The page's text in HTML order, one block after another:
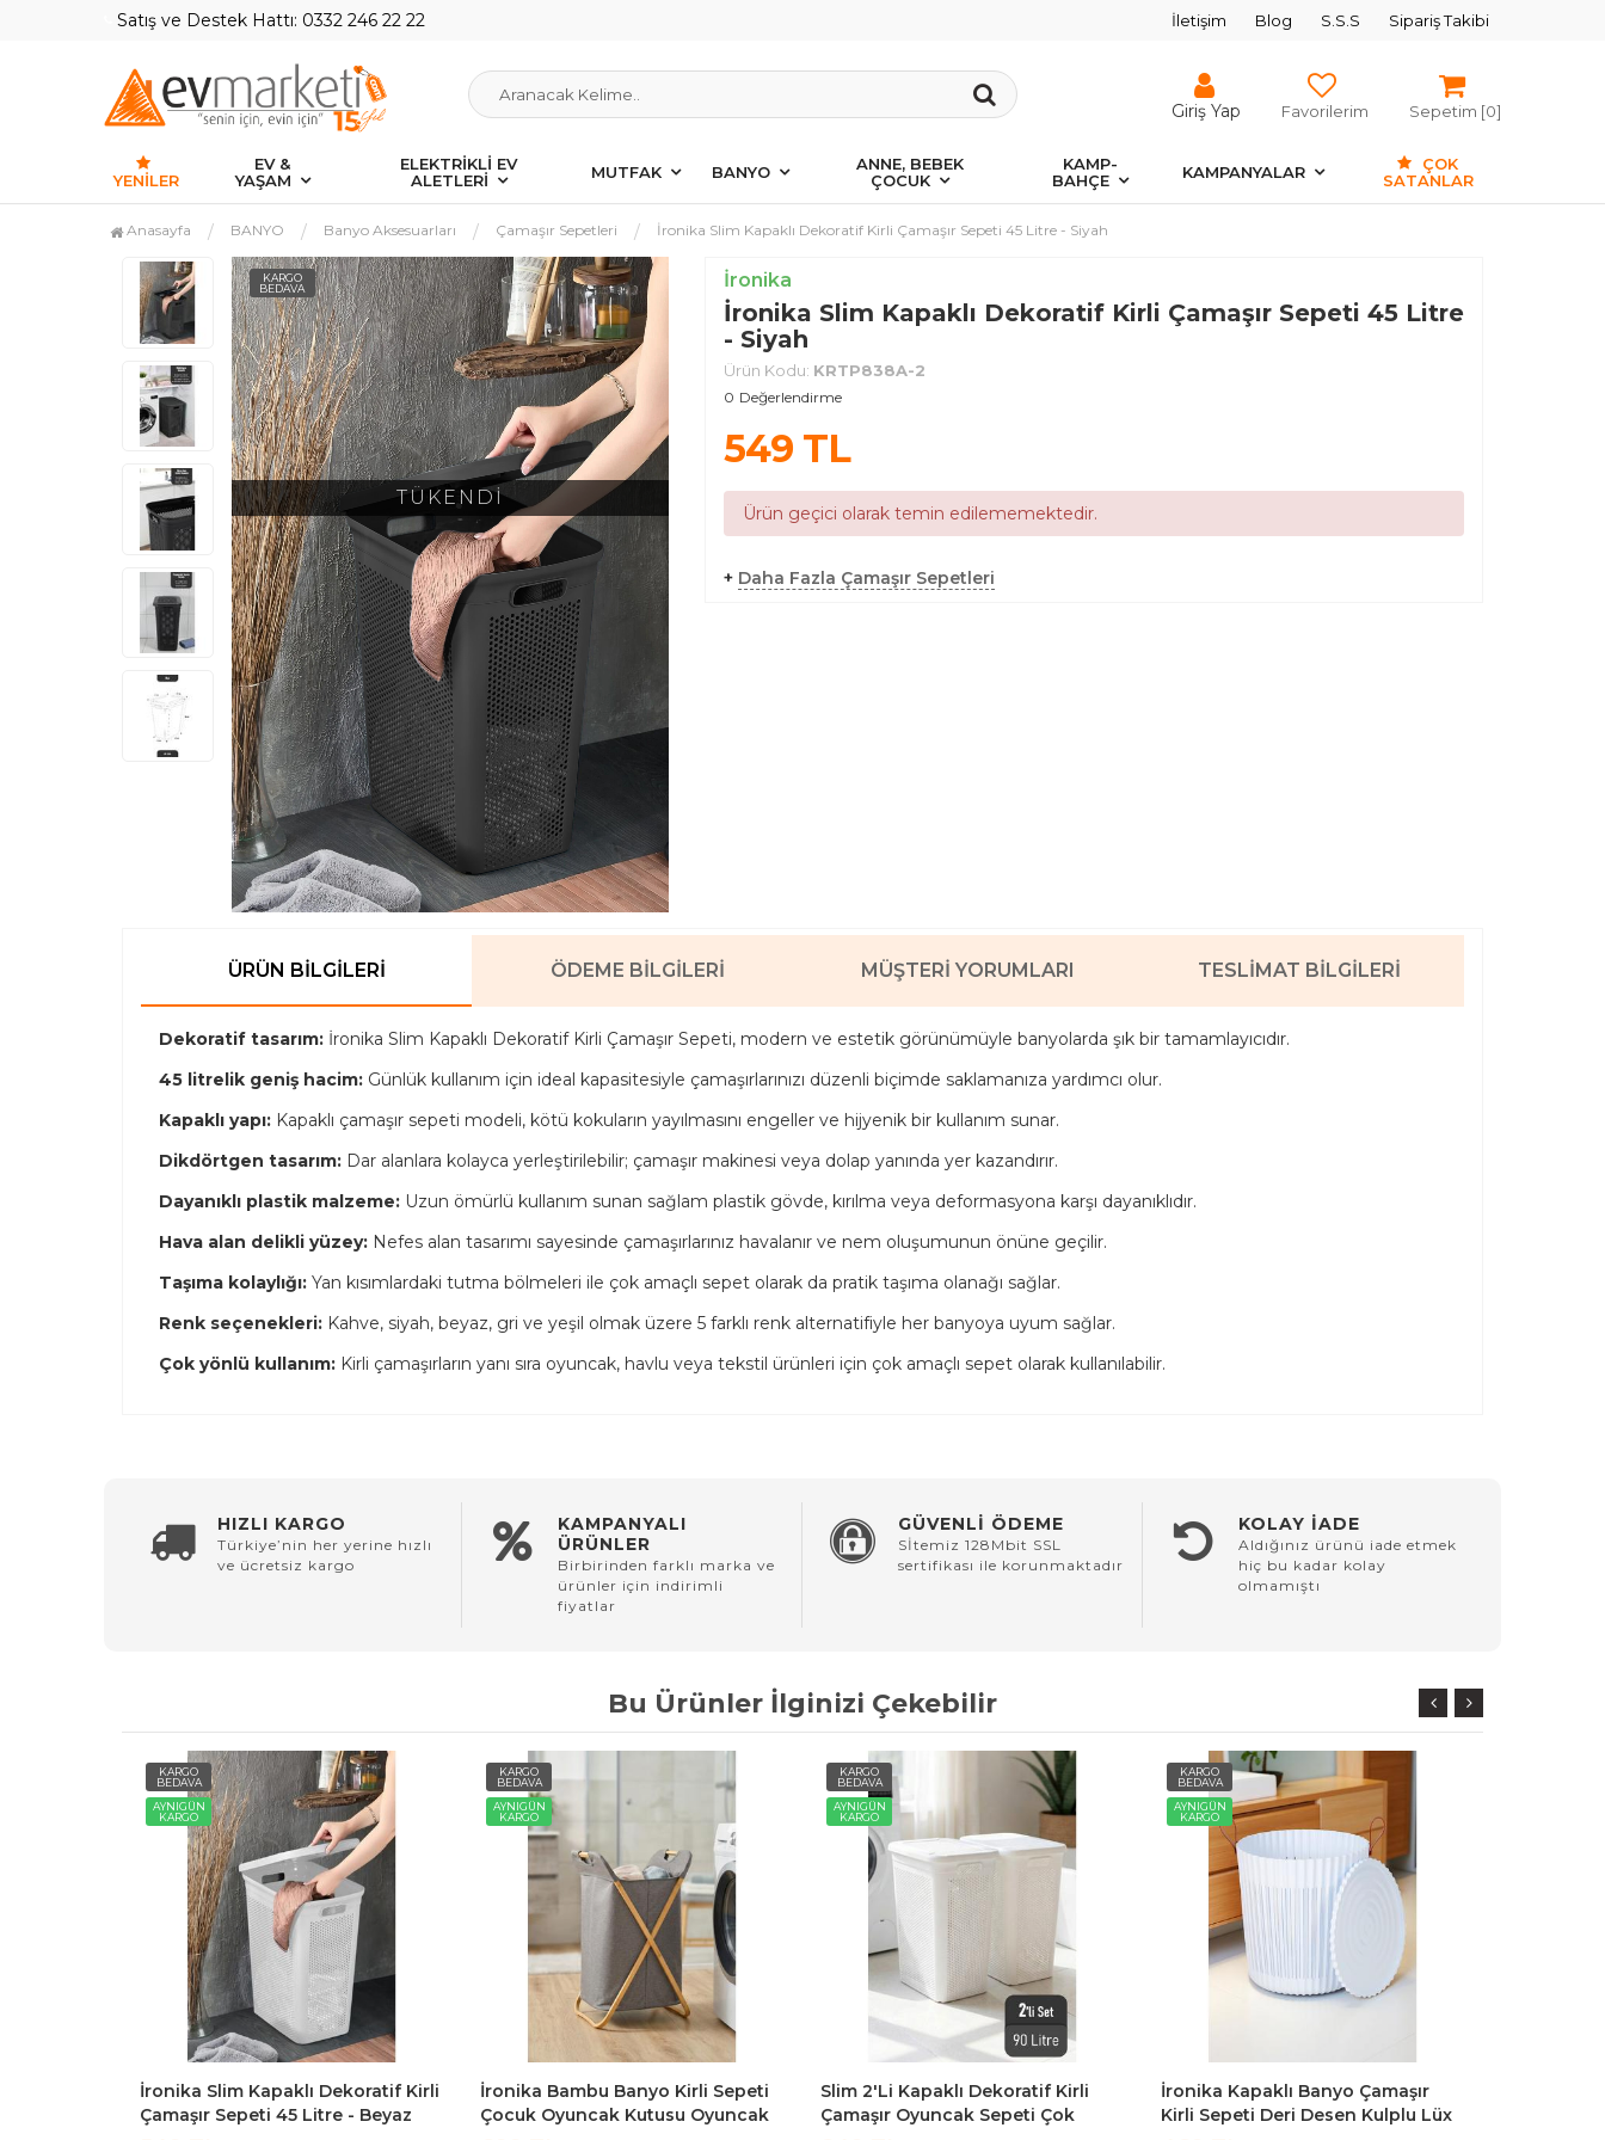
Satış ve Destek Hattı: 0332 246 22 22 İletişim Blog S.S.S Sipariş Takibi
Giriş Yap Favorilerim Sepetim [0]
YENILER
EV &
YAŞAM
ELEKTRİKLİ EV
ALETLERİ
MUTFAK BANYO
ANNE, BEBEK
ÇOCUK
KAMP-
BAHÇE
KAMPANYALAR
ÇOK
SATANLAR
Anasayfa BANYO Banyo Aksesuarları Çamaşır Sepetleri İronika Slim Kapaklı Dekoratif Kirli Çamaşır Sepeti 45 Litre - Siyah
KARGO
BEDAVA
TÜKENDİ
İronika
İronika Slim Kapaklı Dekoratif Kirli Çamaşır Sepeti 45 Litre
- Siyah
Ürün Kodu: KRTP838A-2
0 Değerlendirme
549TL
Ürün geçici olarak temin edilememektedir.
+ Daha Fazla Çamaşır Sepetleri
ÜRÜN BILGILERI ÖDEME BILGILERI MÜŞTERI YORUMLARI TESLIMAT BILGILERI
Dekoratif tasarım: İronika Slim Kapaklı Dekoratif Kirli Çamaşır Sepeti, modern ve estetik görünümüyle banyolarda şık bir tamamlayıcıdır.
45 litrelik geniş hacim: Günlük kullanım için ideal kapasitesiyle çamaşırlarınızı düzenli biçimde saklamanıza yardımcı olur.
Kapaklı yapı: Kapaklı çamaşır sepeti modeli, kötü kokuların yayılmasını engeller ve hijyenik bir kullanım sunar.
Dikdörtgen tasarım: Dar alanlara kolayca yerleştirilebilir; çamaşır makinesi veya dolap yanında yer kazandırır.
Dayanıklı plastik malzeme: Uzun ömürlü kullanım sunan sağlam plastik gövde, kırılma veya deformasyona karşı dayanıklıdır.
Hava alan delikli yüzey: Nefes alan tasarımı sayesinde çamaşırlarınız havalanır ve nem oluşumunun önüne geçilir.
Taşıma kolaylığı: Yan kısımlardaki tutma bölmeleri ile çok amaçlı sepet olarak da pratik taşıma olanağı sağlar.
Renk seçenekleri: Kahve, siyah, beyaz, gri ve yeşil olmak üzere 5 farklı renk alternatifiyle her banyoya uyum sağlar.
Çok yönlü kullanım: Kirli çamaşırların yanı sıra oyuncak, havlu veya tekstil ürünleri için çok amaçlı sepet olarak kullanılabilir.
HIZLI KARGO
Türkiye’nin her yerine hızlı
ve ücretsiz kargo
KAMPANYALI
ÜRÜNLER
Birbirinden farklı marka ve
ürünler için indirimli
fiyatlar
GÜVENLİ ÖDEME
Sİtemiz 128Mbit SSL
sertifikası ile korunmaktadır
KOLAY İADE
Aldığınız ürünü iade etmek
hiç bu kadar kolay
olmamıştı
Bu Ürünler İlginizi Çekebilir
KARGO
BEDAVA
AYNIGÜN
KARGO
İronika Slim Kapaklı Dekoratif Kirli
Çamaşır Sepeti 45 Litre - Beyaz
KARGO
BEDAVA
AYNIGÜN
KARGO
İronika Bambu Banyo Kirli Sepeti
Çocuk Oyuncak Kutusu Oyuncak
KARGO
BEDAVA
AYNIGÜN
KARGO
Slim 2'li Kapaklı Dekoratif Kirli
Çamaşır Oyuncak Sepeti Çok
KARGO
BEDAVA
AYNIGÜN
KARGO
İronika Kapaklı Banyo Çamaşır
Kirli Sepeti Deri Desen Kulplu Lüx